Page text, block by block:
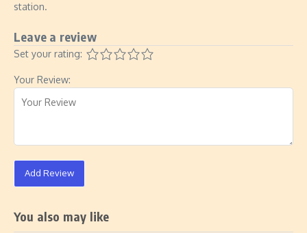
station.
Leave a review
Set your rating:
Your Review:
Add Review
You also may like